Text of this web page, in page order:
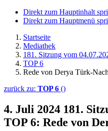
Direkt zum Hauptinhalt
Direkt zum Hauptmenü
Startseite
Mediathek
181. Sitzung vom
TOP 6
Rede von Derya Türk-
zurück zu: TOP 6 ()
4. Juli 2024 181.
TOP 6: Rede von